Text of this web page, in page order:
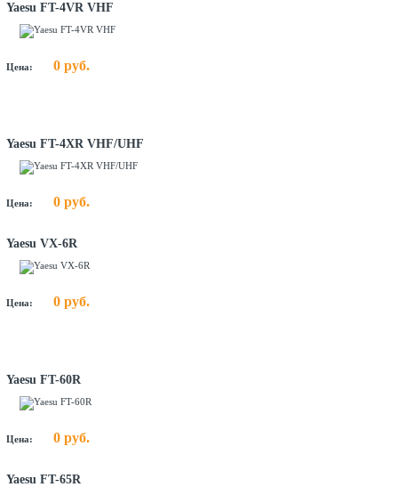
Yaesu FT-4VR VHF
Цена: 0 руб.
Yaesu FT-4XR VHF/UHF
Цена: 0 руб.
Yaesu VX-6R
Цена: 0 руб.
Yaesu FT-60R
Цена: 0 руб.
Yaesu FT-65R